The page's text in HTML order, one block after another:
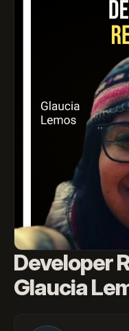
Developer
Glaucia